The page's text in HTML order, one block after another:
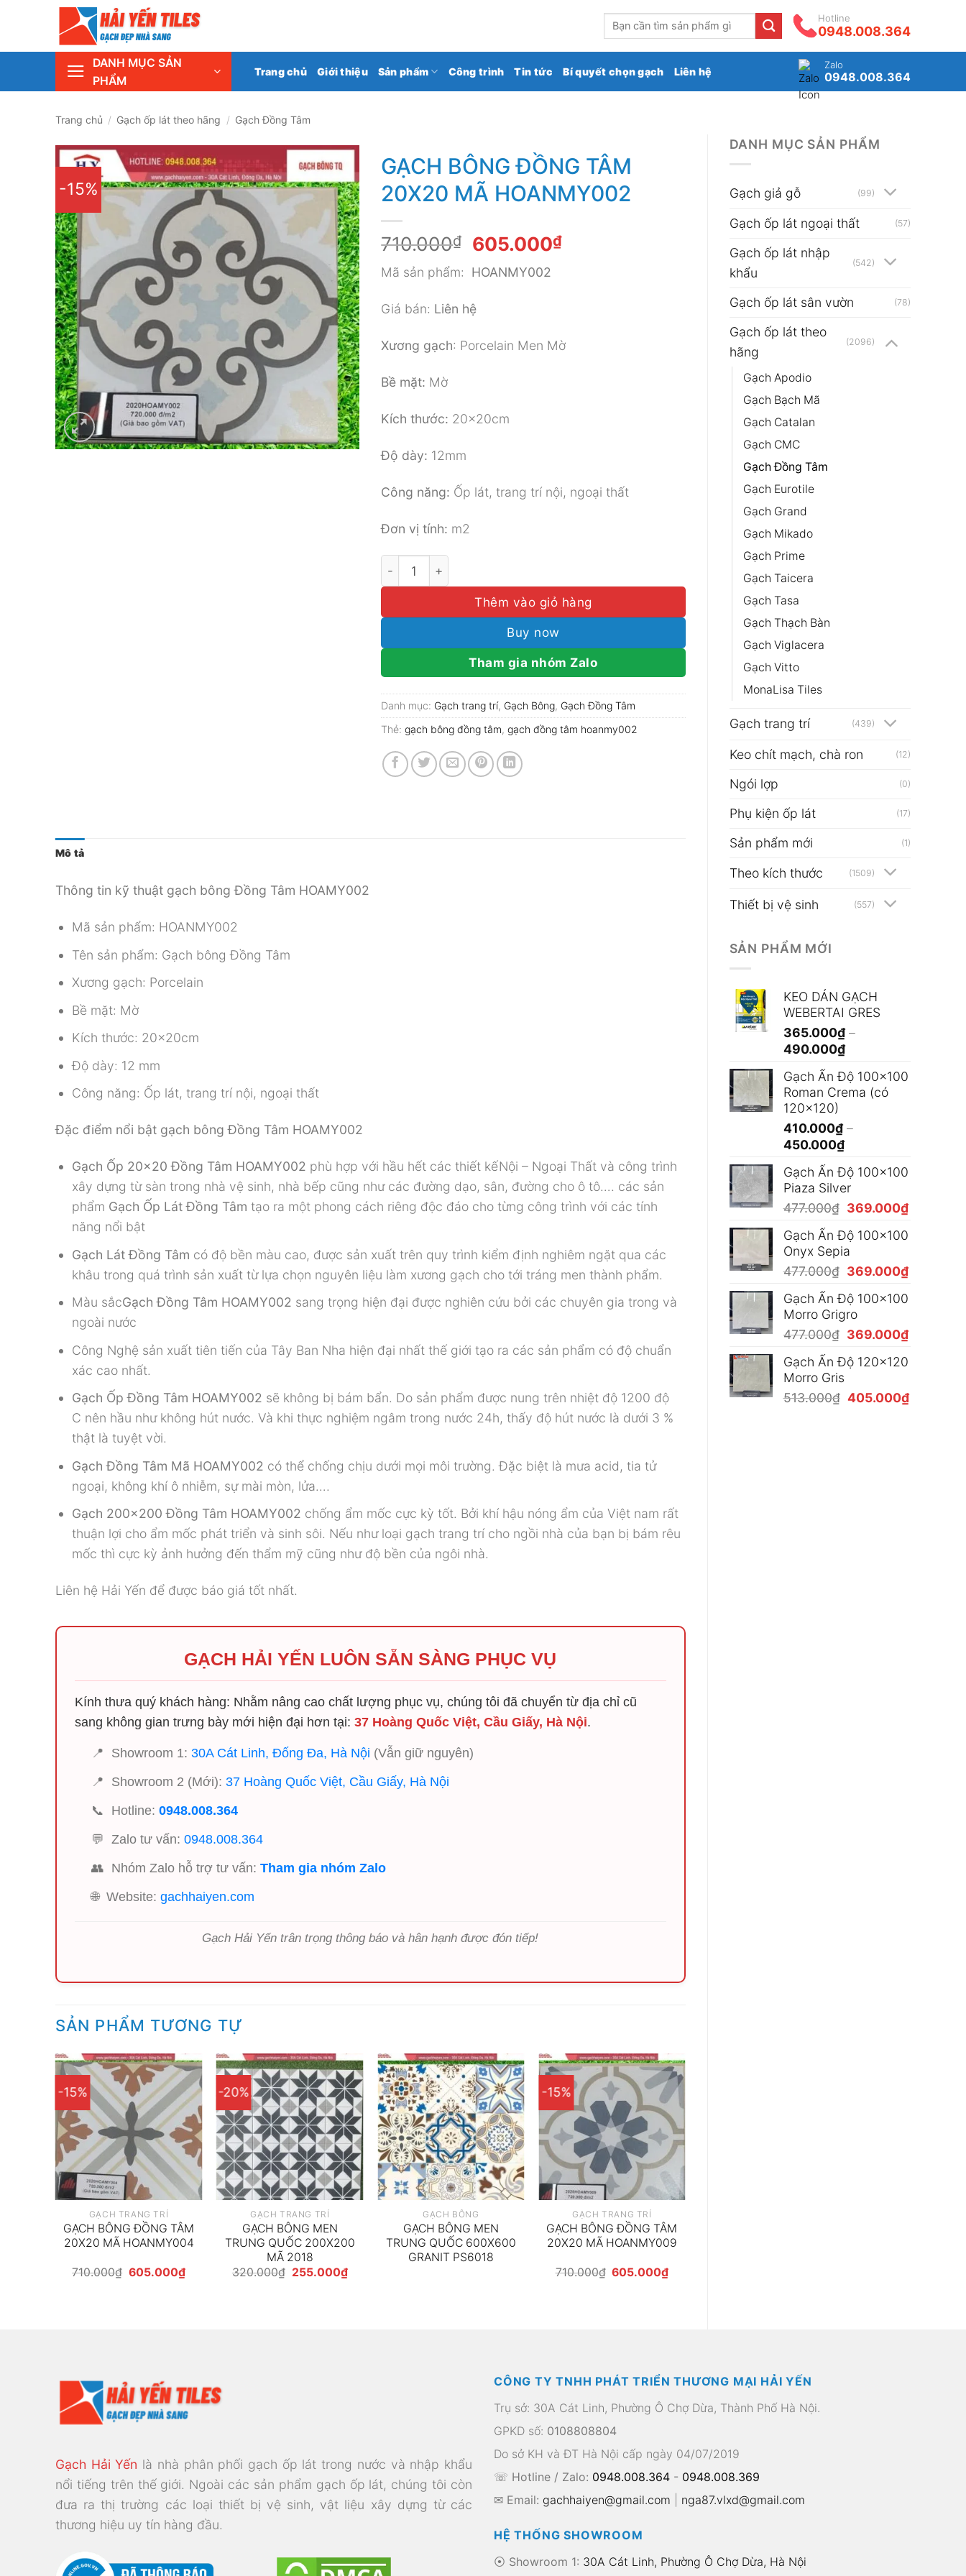
content
Tìm
kiếm:
Hotline
0948.008.364
DANH MỤC SẢN
PHẨM
Trang chủ Giới thiệu Sản phẩm Công trình Tin tức Bí quyết chọn gạch Liên hệ
Zalo
0948.008.364
Trang chủ / Gạch ốp lát theo hãng / Gạch Đồng Tâm
DANH MỤC SẢN PHẨM
Gạch giả gỗ (99)
Gạch ốp lát ngoại thất (57)
Gạch ốp lát nhập
khẩu
(542)
Gạch ốp lát sân vườn (78)
Gạch ốp lát theo
hãng
(2096)
Gạch Apodio
Gạch Bạch Mã
Gạch Catalan
Gạch CMC
Gạch Đồng Tâm
Gạch Eurotile
Gạch Grand
Gạch Mikado
Gạch Prime
Gạch Taicera
Gạch Tasa
Gạch Thạch Bàn
Gạch Viglacera
Gạch Vitto
MonaLisa Tiles
Gạch trang trí (439)
Keo chít mạch, chà ron (12)
Ngói lợp (0)
Phụ kiện ốp lát (17)
Sản phẩm mới (1)
Theo kích thước (1509)
Thiết bị vệ sinh (557)
SẢN PHẨM MỚI
KEO DÁN GẠCH
WEBERTAI GRES
365.000₫ –
490.000₫Khoảng
từ
365.000₫
490.000₫
Gạch Ấn Độ 100x100
Roman Crema (có
120x120)
410.000₫ –
450.000₫Khoảng
từ
410.000₫
đến
450.000₫
Gạch Ấn Độ 100x100
Piaza Silver
477.000₫ Giá
là:
477.000₫.
369.000₫Giá
tại
Gạch Ấn Độ 100x100
Onyx Sepia
477.000₫ Giá
là:
477.000₫.
369.000₫Giá
tại
Gạch Ấn Độ 100x100
Morro Grigro
477.000₫ Giá
là:
369.000₫Giá
tại
Gạch Ấn Độ 120x120
Morro Gris
513.000₫ Giá
405.000₫Giá
-15%
GẠCH BÔNG ĐỒNG TÂM
20X20 MÃ HOANMY002
710.000₫
Giá
gốc
là:
710.000₫.
605.000₫Giá
Mã sản phẩm: HOANMY002
Giá bán: Liên hệ
Xương gạch: Porcelain Men Mờ
Bề mặt: Mờ
Kích thước: 20x20cm
Độ dày: 12mm
Công năng: Ốp lát, trang trí nội, ngoại thất
Đơn vị tính: m2
GẠCH BÔNG ĐỒNG TÂM 20X20 MÃ HOANMY002 số lượng
Thêm vào giỏ hàng
Buy now
Tham gia nhóm Zalo
Danh mục: Gạch trang trí, Gạch Bông, Gạch Đồng Tâm
Thẻ:gạch bông đồng tâm,gạch đồng tâm hoanmy002
Mô tả
Thông tin kỹ thuật gạch bông Đồng Tâm HOAMY002
Mã sản phẩm: HOANMY002
Tên sản phẩm: Gạch bông Đồng Tâm
Xương gạch: Porcelain
Bề mặt: Mờ
Kích thước: 20x20cm
Độ dày: 12 mm
Công năng: Ốp lát, trang trí nội, ngoại thất
Đặc điểm nổi bật gạch bông Đồng Tâm HOAMY002
Gạch Ốp 20×20 Đồng Tâm HOAMY002 phù hợp với hầu hết các thiết kếNội – Ngoại Thất và công trình
xây dựng từ sàn trong nhà vệ sinh, nhà bếp cũng như các đường dạo, sân, đường cho ô tô…. các sản
phẩm Gạch Ốp Lát Đồng Tâm tạo ra một phong cách riêng độc đáo cho từng công trình với các tính
năng nổi bật
Gạch Lát Đồng Tâm có độ bền màu cao, được sản xuất trên quy trình kiểm định nghiêm ngặt qua các
khâu trong quá trình sản xuất từ lựa chọn nguyên liệu làm xương gạch cho tới tráng men thành phẩm.
Màu sắcGạch Đồng Tâm HOAMY002 sang trọng hiện đại được nghiên cứu bởi các chuyên gia trong và
ngoài nước
Công Nghệ sản xuất tiên tiến của Tây Ban Nha hiện đại nhất thế giới tạo ra các sản phẩm có độ chuẩn
xác cao nhất.
Gạch Ốp Đồng Tâm HOAMY002 sẽ không bị bám bẩn. Do sản phẩm được nung trên nhiệt độ 1200 độ
C nên hầu như không hút nước. Và khi thực nghiệm ngâm trong nước 24h, thấy độ hút nước là dưới 3 %
thật là tuyệt vời.
Gạch Đồng Tâm Mã HOAMY002 có thể chống chịu dưới mọi môi trường. Đặc biệt là mưa acid, tia tử
ngoại, không khí ô nhiễm, sự mài mòn, lửa….
Gạch 200×200 Đồng Tâm HOAMY002 chống ẩm mốc cực kỳ tốt. Bởi khí hậu nóng ẩm của Việt nam rất
thuận lợi cho ẩm mốc phát triển và sinh sôi. Nếu như loại gạch trang trí cho ngồi nhà của bạn bị bám rêu
mốc thì cực kỳ ảnh hưởng đến thẩm mỹ cũng như độ bền của ngôi nhà.
Liên hệ Hải Yến để được báo giá tốt nhất.
GẠCH HẢI YẾN LUÔN SẴN SÀNG PHỤC VỤ
Kính thưa quý khách hàng: Nhằm nâng cao chất lượng phục vụ, chúng tôi đã chuyển từ địa chỉ cũ
sang không gian trưng bày mới hiện đại hơn tại: 37 Hoàng Quốc Việt, Cầu Giấy, Hà Nội.
📍 Showroom 1: 30A Cát Linh, Đống Đa, Hà Nội (Vẫn giữ nguyên)
📍
Showroom 2 (Mới): 37 Hoàng Quốc Việt, Cầu Giấy, Hà Nội
📞
Hotline: 0948.008.364
💬 Zalo tư vấn: 0948.008.364
👥 Nhóm Zalo hỗ trợ tư vấn: Tham gia nhóm Zalo
🌐 Website: gachhaiyen.com
Gạch Hải Yến trân trọng thông báo và hân hạnh được đón tiếp!
SẢN PHẨM TƯƠNG TỰ
-15%
GẠCH TRANG TRÍ
GẠCH BÔNG ĐỒNG TÂM
20X20 MÃ HOANMY004
710.000₫ Giá
605.000₫Giá
hiện
-20%
GẠCH TRANG TRÍ
GẠCH BÔNG MEN
TRUNG QUỐC 200X200
MÃ 2018
320.000₫ Giá
255.000₫Giá
hiện
GẠCH BÔNG
GẠCH BÔNG MEN
TRUNG QUỐC 600X600
GRANIT PS6018
-15%
GẠCH TRANG TRÍ
GẠCH BÔNG ĐỒNG TÂM
20X20 MÃ HOANMY009
710.000₫ Giá
605.000₫Giá
Gạch Hải Yến là nhà phân phối gạch ốp lát trong nước và nhập khẩu
nổi tiếng trên thế giới. Ngoài các sản phẩm gạch ốp lát, chúng tôi còn
đưa ra thị trường các loại thiết bị vệ sinh, vật liệu xây dựng từ các
thương hiệu uy tín hàng đầu.
CÔNG TY TNHH PHÁT TRIỂN THƯƠNG MẠI HẢI YẾN
Trụ sở: 30A Cát Linh, Phường Ô Chợ Dừa, Thành Phố Hà Nội.
GPKD số: 0108808804
Do sở KH và ĐT Hà Nội cấp ngày 04/07/2019
☏ Hotline / Zalo: 0948.008.364 - 0948.008.369
✉ Email: gachhaiyen@gmail.com nga87.vlxd@gmail.com
HỆ THỐNG SHOWROOM
⦿ Showroom 1: 30A Cát Linh, Phường Ô Chợ Dừa, Hà Nội